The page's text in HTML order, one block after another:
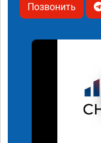
Позвонить